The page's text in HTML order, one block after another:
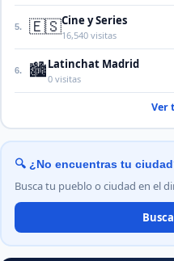
5. 🇪🇸Cine y Series
16,540 visitas
6. 🏙️Latinchat Madrid
0 visitas
Ver
🔍 ¿No encuentras tu
Busca tu pueblo o ciudad en el